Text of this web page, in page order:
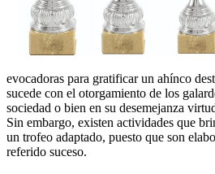
evocadoras para gratificar un ahínco
sucede con el otorgamiento de los
sociedad o bien en su desemejanza
Sin embargo, existen actividades que
un trofeo adaptado, puesto que son
referido suceso.